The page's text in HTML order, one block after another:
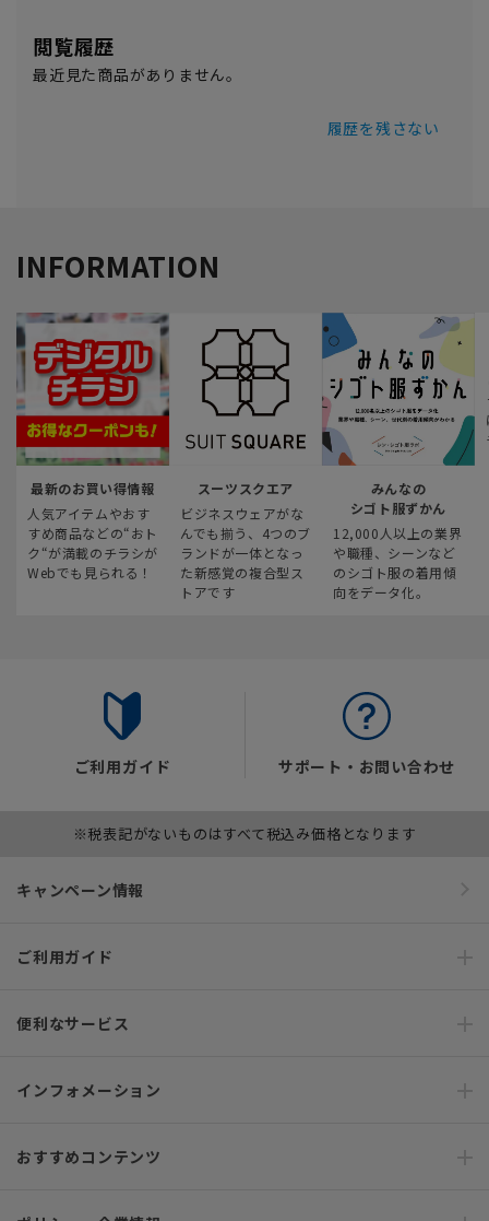
閲覧履歴
最近見た商品がありません。
履歴を残さない
INFORMATION
最新のお買い得情報
人気アイテムやおす
すめ商品などの“おト
ク“が満載のチラシが
Webでも見られる！
スーツスクエア
ビジネスウェアがな
んでも揃う、4つのブ
ランドが一体となっ
た新感覚の複合型ス
トアです
みんなの
シゴト服ずかん
12,000人以上の業界
や職種、シーンなど
のシゴト服の着用傾
向をデータ化。
ご利用ガイド サポート・お問い合わせ
※税表記がないものはすべて税込み価格となります
キャンペーン情報
ご利用ガイド
便利なサービス
インフォメーション
おすすめコンテンツ